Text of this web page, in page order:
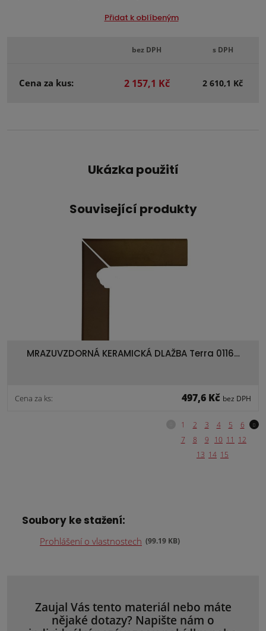
Přidat k oblíbeným
bez DPH s DPH
Cena za kus: 2 157,1 Kč 2 610,1 Kč
Ukázka použití
Související produkty
MRAZUVZDORNÁ KERAMICKÁ DLAŽBA Terra 0116…
Cena za ks: 497,6 Kč bez DPH
Soubory ke stažení:
Prohlášení o vlastnostech 99.19 KB
Zaujal Vás tento materiál nebo máte
nějaké dotazy? Napište nám o